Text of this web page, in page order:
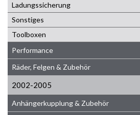
Ladungssicherung
Sonstiges
Toolboxen
Performance
Räder, Felgen & Zubehör
2002-2005
Anhängerkupplung & Zubehör